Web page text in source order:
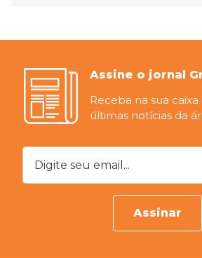
Assine o jornal
Receba na sua
últimas notícias da
Digite seu email...
Assinar